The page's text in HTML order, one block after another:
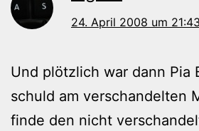
24. April 2008 um
Und plötzlich war dann Pia
schuld am verschandelten
finde den nicht